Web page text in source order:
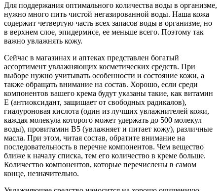
Для поддержания оптимального количества воды в организме,
нужно много пить чистой негазированной воды. Наша кожа
содержит четвертую часть всех запасов воды в организме, но
в верхнем слое, эпидермисе, ее меньше всего. Поэтому так
важно увлажнять кожу.
Сейчас в магазинах и аптеках представлен богатый
ассортимент увлажняющих косметических средств. При
выборе нужно учитывать особенности и состояние кожи, а
также обращать внимание на состав. Хорошо, если среди
компонентов вашего крема будут указаны такие, как витамин
Е (антиоксидант, защищает от свободных радикалов),
гиалуроновая кислота (один из лучших увлажнителей кожи,
каждая молекула которого может удержать до 500 молекул
воды), провитамин В5 (увлажняет и питает кожу), различные
масла. При этом, читая состав, обратите внимание на
последовательность в перечне компонентов. Чем вещество
ближе к началу списка, тем его количество в креме больше.
Количество компонентов, которые перечислены в самом
конце, незначительно.